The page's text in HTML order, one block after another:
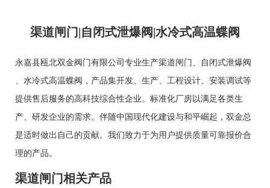
渠道闸门|自闭式泄爆阀|水冷式高温蝶阀
永嘉县瓯北双金阀门有限公司专业生产渠道闸门、
自闭式泄爆阀
、 水冷式高温蝶阀 ，产品集开发、生产、工程设计、安装调试等
提供售后服务的高科技综合性企业。标准化厂房以满足各类生
产、研发企业的需求。伴随中国现代化建设与和平崛起，双金总
是适时做出自己的贡献。我们致力于为用户提供质量可靠报价合
理的产品。
渠道闸门相关产品